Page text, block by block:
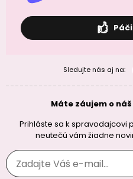
Sledujte nás aj na:
Máte záujem o
Prihláste sa k spravodajcovi
neutečú vám žiadne